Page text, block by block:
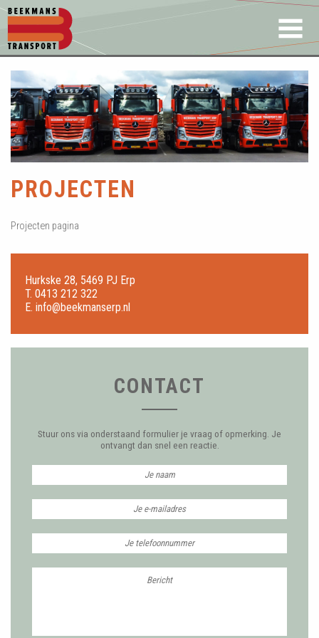
PROJECTEN
Projecten pagina
Hurkske 28, 5469 PJ Erp
T. 0413 212 322
E. info@beekmanserp.nl
CONTACT
Stuur ons via onderstaand formulier je vraag of opmerking. Je
ontvangt dan snel een reactie.